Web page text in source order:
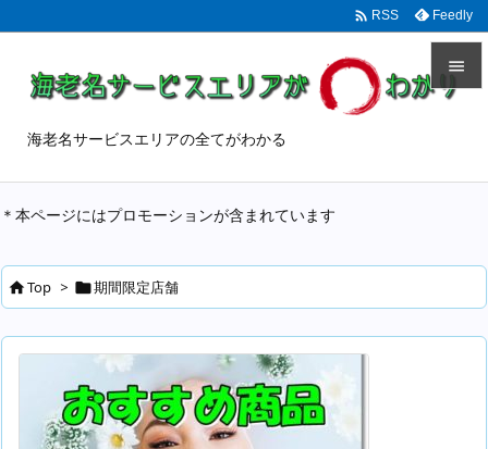

次へ

 RSS Feedly
海老名サービスエリアの全てがわかる
＊本ページにはプロモーションが含まれています
Top > 期間限定店舗